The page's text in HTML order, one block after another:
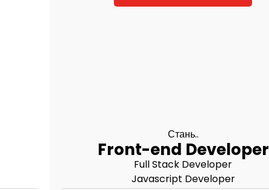
Стань..
Front-end Developer
Full Stack Developer
Javascript Developer